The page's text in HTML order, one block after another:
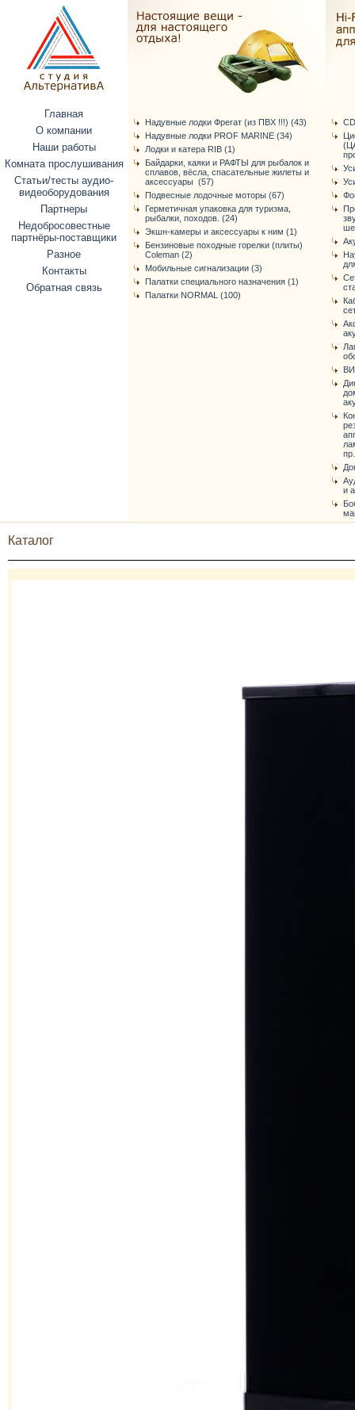
Главная
О компании
Наши работы
Комната прослушивания
Статьи/тесты аудио-
видеоборудования
Партнеры
Недобросовестные
партнёры-поставщики
Разное
Контакты
Обратная связь
Надувные лодки Фрегат (из ПВХ !!!) (43)
Надувные лодки PROF MARINE (34)
Лодки и катера RIB (1)
Байдарки, каяки и РАФТЫ для рыбалок и
сплавов, вёсла, спасательные жилеты и
аксессуары (57)
Подвесные лодочные моторы (67)
Герметичная упаковка для туризма,
рыбалки, походов. (24)
Экшн-камеры и аксессуары к ним (1)
Бензиновые походные горелки (плиты)
Coleman (2)
Мобильные сигнализации (3)
Палатки специального назначения (1)
Палатки NORMAL (100)
и
Каталог